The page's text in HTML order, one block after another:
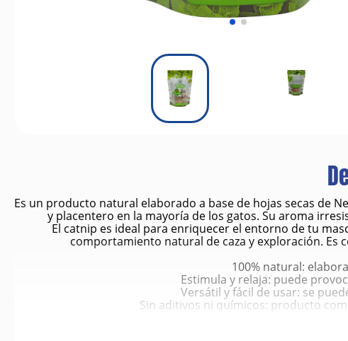
Es un producto natural elaborado a base de hojas secas de
y placentero en la mayoría de los gatos. Su aroma
El catnip es ideal para enriquecer el entorno de tu
comportamiento natural de caza y exploración. Es
100% natural:
Estimula y relaja: puede
Versátil y fácil de usar: se
Sin aditivos ni químicos: producto
Apto para todas